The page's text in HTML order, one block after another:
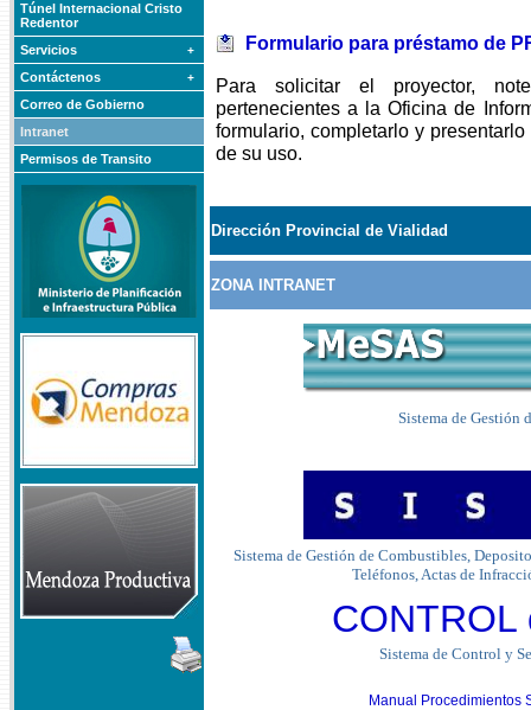
Túnel Internacional Cristo
Redentor
+
Servicios
+
Contáctenos
Correo de Gobierno
Intranet
Permisos de Transito
Formulario para préstamo de
Para solicitar el proyector,
pertenecientes a la Oficina de
formulario, completarlo y
de su uso.
Dirección Provincial de Vialidad
ZONA INTRANET
Sistema de Gestión
Sistema de Gestión de Combustibles,
Teléfonos, Actas de
CONTROL
Sistema de Control y
Manual Procedimientos